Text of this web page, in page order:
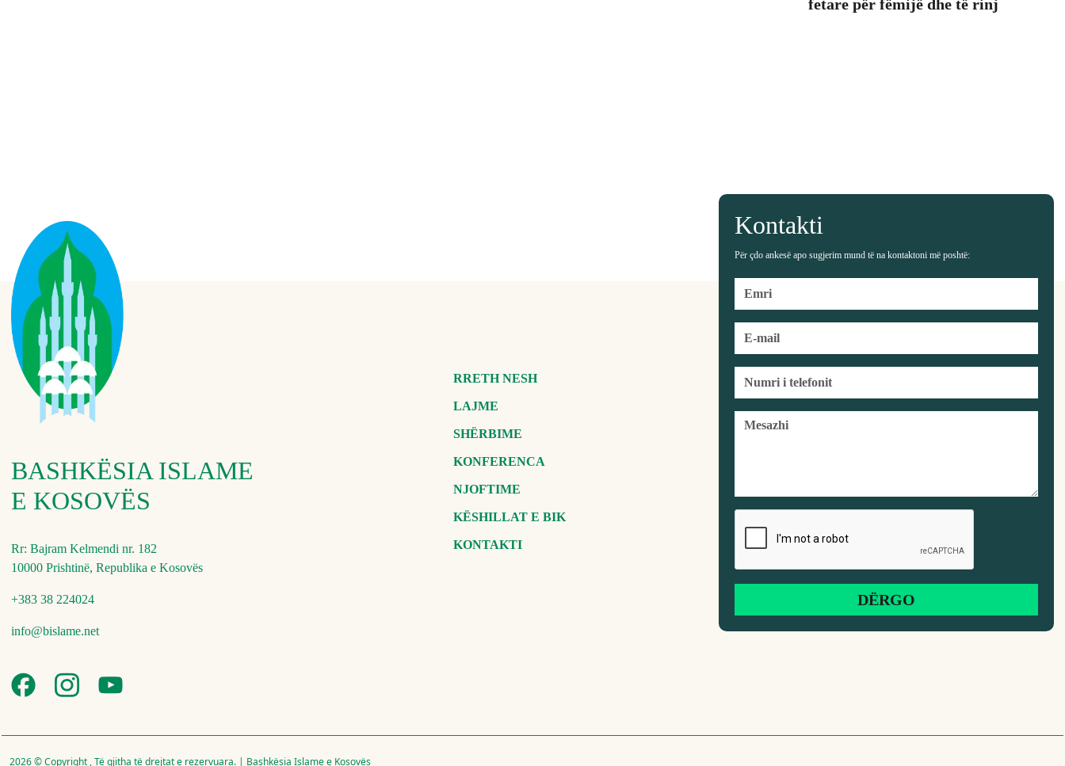
fetare për fëmijë dhe të rinj
BASHKËSIA ISLAME
E KOSOVËS
Rr: Bajram Kelmendi nr. 182
10000 Prishtinë, Republika e Kosovës
+383 38 224024
info@bislame.net
RRETH NESH
LAJME
SHËRBIME
KONFERENCA
NJOFTIME
KËSHILLAT E BIK
KONTAKTI
Kontakti
Për çdo ankesë apo sugjerim mund të na kontaktoni më poshtë:
2026 © Copyright , Të gjitha të drejtat e rezervuara. | Bashkësia Islame e Kosovës